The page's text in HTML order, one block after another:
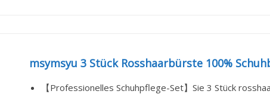
msymsyu 3 Stück Rosshaarbürste 100%
【Professionelles Schuhpflege-Set】Sie 3 Stück